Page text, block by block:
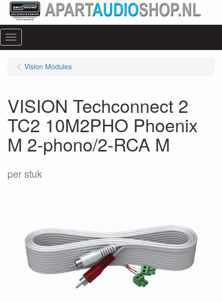
Menu
Vision Modules
VISION Techconnect 2
TC2 10M2PHO Phoenix
M 2-phono/2-RCA M
per stuk